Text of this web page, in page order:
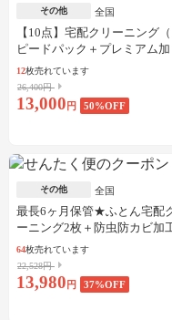
その他 全国
【10点】宅配クリーニング
ピードパック＋プレミアム加
工）
12枚売れています
26,400円
13,000 円 50%OFF
その他 全国
最長6ヶ月保管★ふとん宅配
ーニング2枚＋防虫防カビ加
しみ抜き
64枚売れています
22,528円
13,980 円 37%OFF